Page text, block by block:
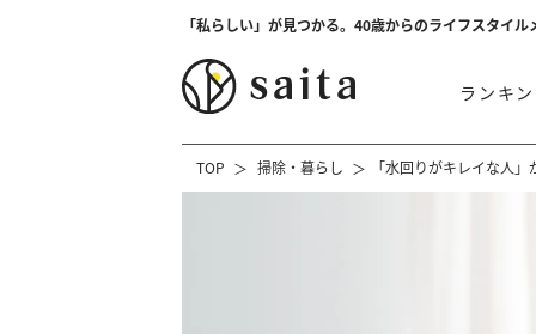
「私らしい」が見つかる。40歳からのライフスタイル
ランキ
TOP 掃除・暮らし 「水回りがキレイな人